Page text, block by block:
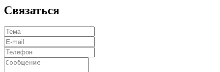
Связаться